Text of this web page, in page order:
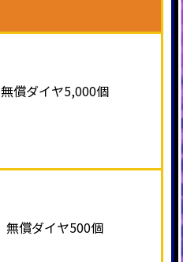
無償ダイヤ5,000個
無償ダイヤ500個